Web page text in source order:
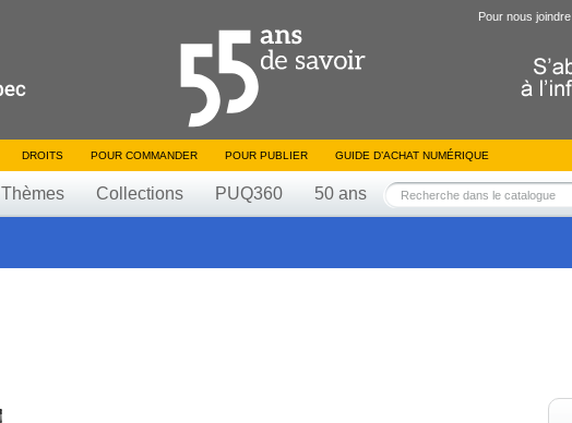
Pour nous joindre
DROITS POUR COMMANDER POUR PUBLIER GUIDE D’ACHAT NUMÉRIQUE
Thèmes Collections PUQ360 50 ans